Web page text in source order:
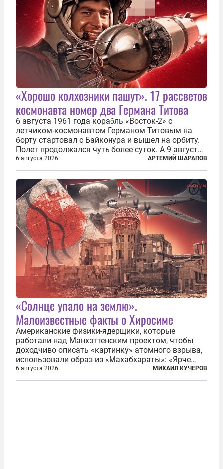
«Хорошо колхозники пашут». 17 рассветов
космонавта номер два Германа Титова
6 августа 1961 года корабль «Восток-2» с
летчиком-космонавтом Германом Титовым на
борту стартовал с Байконура и вышел на орбиту.
Полет продолжался чуть более суток. А 9 августа
второй человек в космосе получил звезду Героя
Советского Союза и орден Ленина. Миссия Титова
зачастую находится несколько...
6 августа 2026 АРТЕМИЙ ШАРАПОВ
«Солнце упало на землю».
Малоизвестные факты о Хиросиме
Американские физики-ядерщики, которые
работали над Манхэттенским проектом, чтобы
доходчиво описать «картинку» атомного взрыва,
использовали образ из «Махабхараты»: «Ярче
тысячи солнц пылало это пламя». Не все жители
японских городов Хиросимы и Нагасаки, на
6 августа 2026 МИХАИЛ КУЧЕРОВ